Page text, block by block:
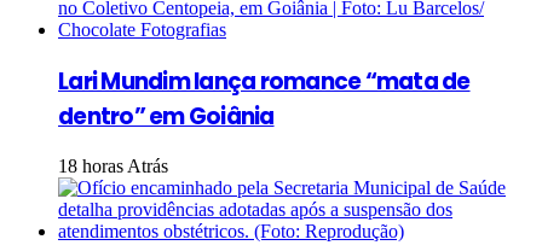
Lari Mundim lança romance “mata de
dentro” em Goiânia
18 horas Atrás